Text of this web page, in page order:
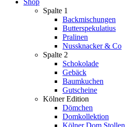
Shop
Spalte 1
Backmischungen
Butterspekulatius
Pralinen
Nussknacker & Co
Spalte 2
Schokolade
Gebäck
Baumkuchen
Gutscheine
Kölner Edition
Dömchen
Domkollektion
Kölner Dom Stollen